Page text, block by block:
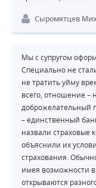
Сыромятцев
Мы с супругом
Специально не
не тратить уйму
всего, отношение –
доброжелательный
– единственный
назвали страховые
объяснили их
страхования.
имея возможности
открываются